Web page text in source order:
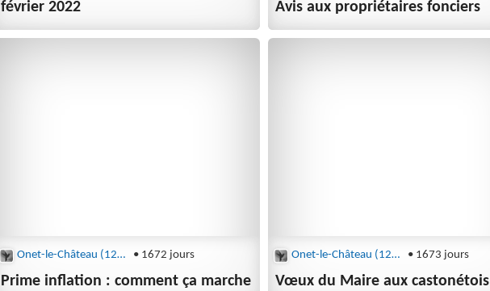
février 2022
Avis aux propriétaires fonciers
Onet-le-Château (12850) • 1672 jours
Prime inflation : comment ça marche
Onet-le-Château (12850) • 1673 jours
Vœux du Maire aux castonétois